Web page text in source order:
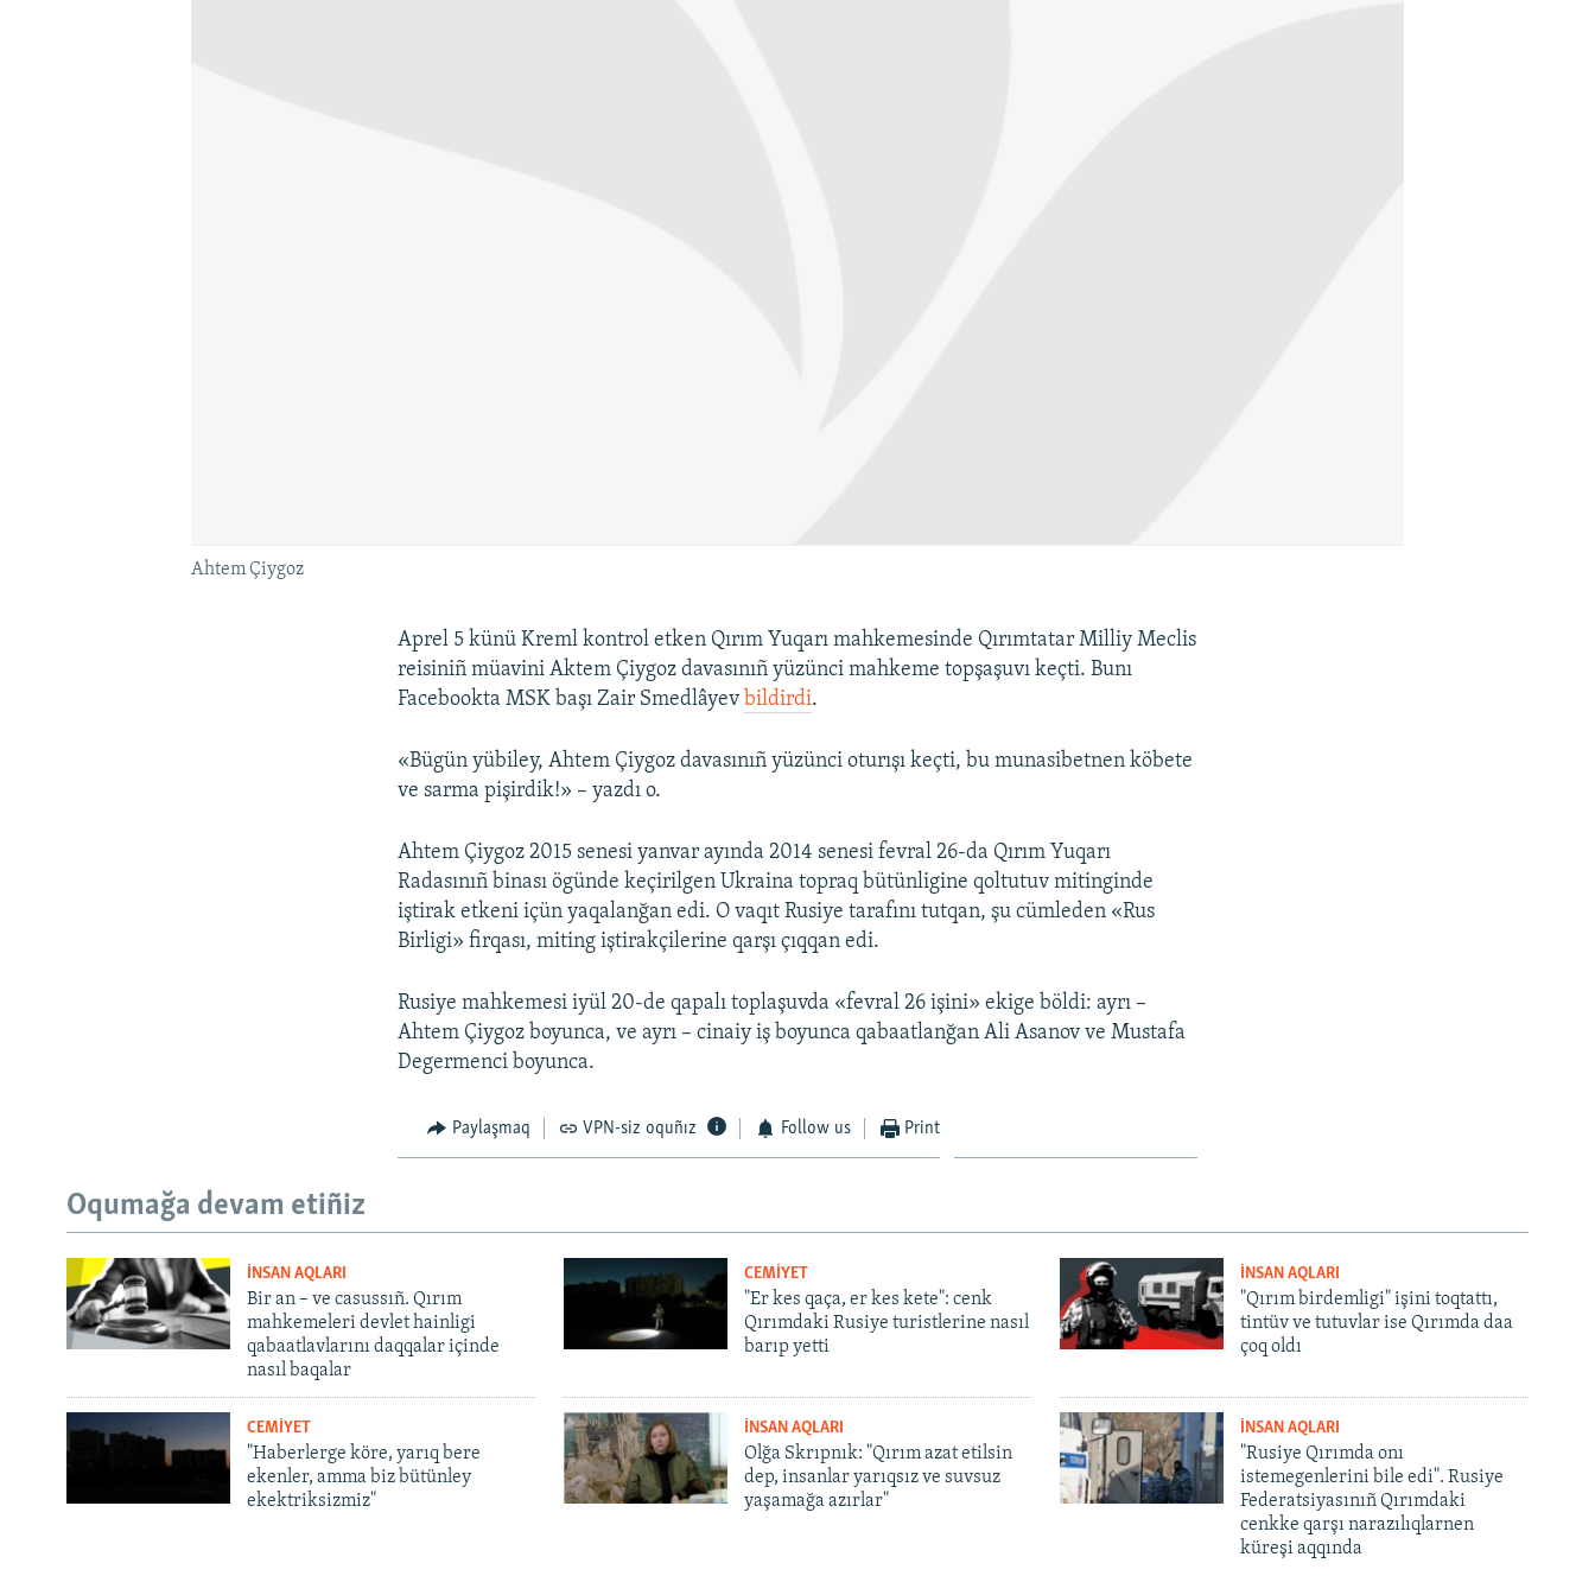
Ahtem Çiygoz
Aprel 5 künü Kreml kontrol etken Qırım Yuqarı mahkemesinde Qırımtatar Milliy Meclis
reisiniñ müavini Aktem Çiygoz davasınıñ yüzünci mahkeme topşaşuvı keçti. Bunı
Facebookta MSK başı Zair Smedlâyev bildirdi.
«Bügün yübiley, Ahtem Çiygoz davasınıñ yüzünci oturışı keçti, bu munasibetnen köbete
ve sarma pişirdik!» – yazdı o.
Ahtem Çiygoz 2015 senesi yanvar ayında 2014 senesi fevral 26-da Qırım Yuqarı
Radasınıñ binası ögünde keçirilgen Ukraina topraq bütünligine qoltutuv mitinginde
iştirak etkeni içün yaqalanğan edi. O vaqıt Rusiye tarafını tutqan, şu cümleden «Rus
Birligi» firqası, miting iştirakçilerine qarşı çıqqan edi.
Rusiye mahkemesi iyül 20-de qapalı toplaşuvda «fevral 26 işini» ekige böldi: ayrı –
Ahtem Çiygoz boyunca, ve ayrı – cinaiy iş boyunca qabaatlanğan Ali Asanov ve Mustafa
Degermenci boyunca.
Paylaşmaq VPN-siz oquñız Follow us Print
Oqumağa devam etiñiz
İNSAN AQLARI
Bir an – ve casussıñ. Qırım
mahkemeleri devlet hainligi
qabaatlavlarını daqqalar içinde
nasıl baqalar
CEMİYET
"Er kes qaça, er kes kete": cenk
Qırımdaki Rusiye turistlerine nasıl
barıp yetti
İNSAN AQLARI
"Qırım birdemligi" işini toqtattı,
tintüv ve tutuvlar ise Qırımda daa
çoq oldı
CEMİYET
"Haberlerge köre, yarıq bere
ekenler, amma biz bütünley
ekektriksizmiz"
İNSAN AQLARI
Olğa Skrıpnık: "Qırım azat etilsin
dep, insanlar yarıqsız ve suvsuz
yaşamağa azırlar"
İNSAN AQLARI
"Rusiye Qırımda onı
istemegenlerini bile edi". Rusiye
Federatsiyasınıñ Qırımdaki
cenkke qarşı narazılıqlarnen
küreşi aqqında